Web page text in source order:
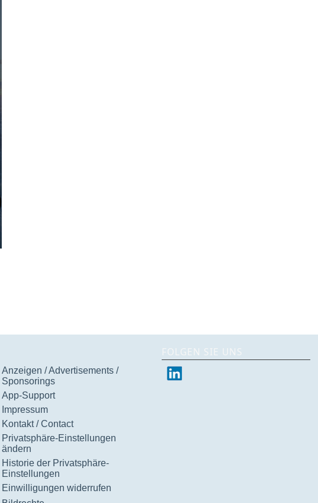
Anzeigen / Advertisements /
Sponsorings
App-Support
Impressum
Kontakt / Contact
Privatsphäre-Einstellungen
ändern
Historie der Privatsphäre-
Einstellungen
Einwilligungen widerrufen
FOLGEN SIE UNS